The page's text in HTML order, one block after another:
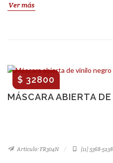
Ver más
MÁSCARA ABIERTA
$ 32800
Artículo: FR304N (11) 5368-5238